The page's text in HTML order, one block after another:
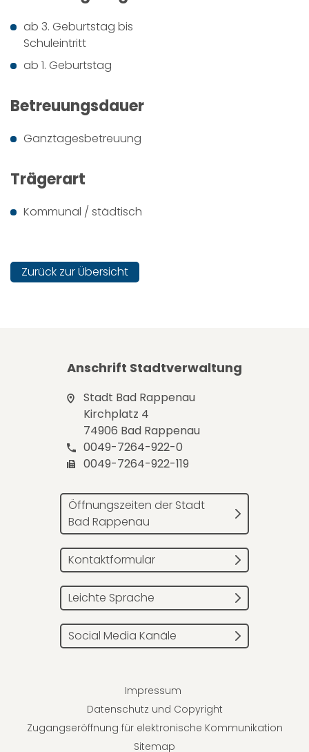
ab 3. Geburtstag bis
Schuleintritt
ab 1. Geburtstag
Betreuungsdauer
Ganztagesbetreuung
Trägerart
Kommunal / städtisch
Zurück zur Übersicht
Anschrift Stadtverwaltung
Stadt Bad Rappenau
Kirchplatz 4
74906 Bad Rappenau
0049-7264-922-0
0049-7264-922-119
Öffnungszeiten der Stadt
Bad Rappenau
Kontaktformular
Leichte Sprache
Social Media Kanäle
Impressum
Datenschutz und Copyright
Zugangseröffnung für elektronische Kommunikation
Sitemap